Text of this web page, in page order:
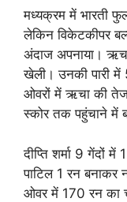
मध्यक्रम में भारती
लेकिन विकेटकीपर
अंदाज अपनाया।
खेली। उनकी पारी
ओवरों में ऋचा की
स्कोर तक पहुंचाने में
दीप्ति शर्मा 9 गेंदों
पाटिल 1 रन बनाकर
ओवर में 170 रन का